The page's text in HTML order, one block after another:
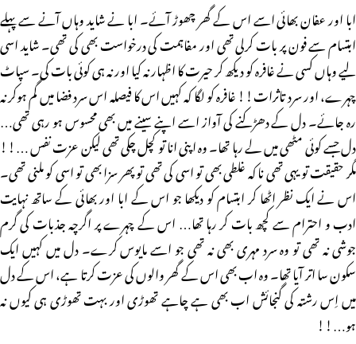
ابا اور عفان بھائی اسے اس کے گھر چھوڑ آئے۔ ابا نے شاید وہاں آنے سے پہلے
ابتسام سے فون پر بات کرلی تھی اور مفاہمت کی درخواست بھی کی تھی۔ شاید اسی
لیے وہاں کسی نے غافرہ کو دیکھ کر حیرت کا اظہار نہ کیا اور نہ ہی کوئی بات کی۔ سپاٹ
چہرے، اور سرد تاثرات!! غافرہ کو لگا کہ کہیں اس کا فیصلہ اس سرد فضا میں گم ہوکر نہ
رہ جائے۔ دل کے دھڑکنے کی آواز اسے اپنے سینے میں بھی محسوس ہو رہی تھی…
دل جسے کوئی مٹھی میں لے رہا تھا۔ وہ اپنی انا تو کچل چکی تھی لیکن عزت نفس …!!
مگر حقیقت تو یہی تھی نا کہ غلطی بھی تو اسی کی تھی تو پھر سزا بھی تو اسی کو ملنی تھی۔
اس نے ایک نظر اٹھا کر ابتسام کو دیکھا جو اس کے ابا اور بھائی کے ساتھ نہایت
ادب و احترام سے کچھ بات کر رہا تھا… اس کے چہرے پر اگرچہ جذبات کی گرم
جوشی نہ تھی تو وہ سرد مہری بھی نہ تھی جو اسے مایوس کرے۔ دل میں کہیں ایک
سکون سا اتر آیا تھا۔ وہ اب بھی اس کے گھر والوں کی عزت کرتا ہے، اس کے دل
میں اِس رشتہ کی گنجائش اب بھی ہے چاہے تھوڑی اور بہت تھوڑی ہی کیوں نہ
ہو…!!